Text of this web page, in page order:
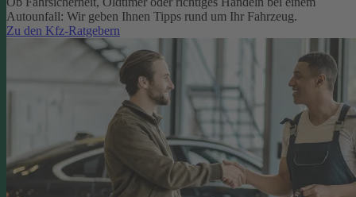
Autounfall: Wir geben Ihnen Tipps rund um Ihr Fahrzeug.
Zu den Kfz-Ratgebern